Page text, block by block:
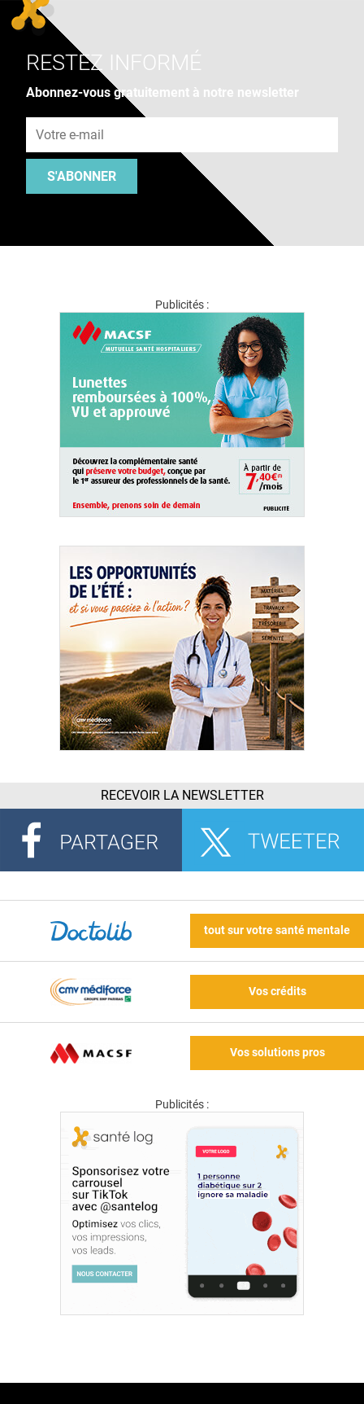
RESTEZ INFORMÉ
Abonnez-vous gratuitement à notre newsletter
S'ABONNER
Publicités :
RECEVOIR LA NEWSLETTER
tout sur votre santé mentale
Vos crédits
Vos solutions pros
Publicités :